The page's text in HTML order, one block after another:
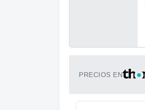
PRECIOS EN